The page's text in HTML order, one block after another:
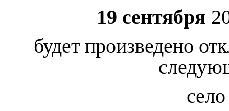
19 сентября
будет произведено